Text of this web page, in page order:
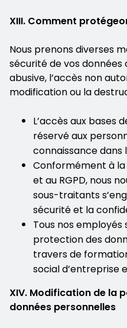
XIII. Comment
Nous prenons diverses
sécurité de vos
abusive, l’accès non
modification ou la
L’accès aux bases
réservé aux
connaissance dans
Conformément à
et au RGPD, nous
sous-traitants
sécurité et la
Tous nos employés
protection des
travers de
social d’entreprise
XIV. Modification de la
données personnelles